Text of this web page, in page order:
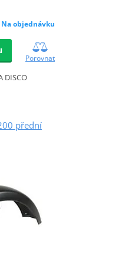
Na objednávku
Porovnat
DISCO
přední